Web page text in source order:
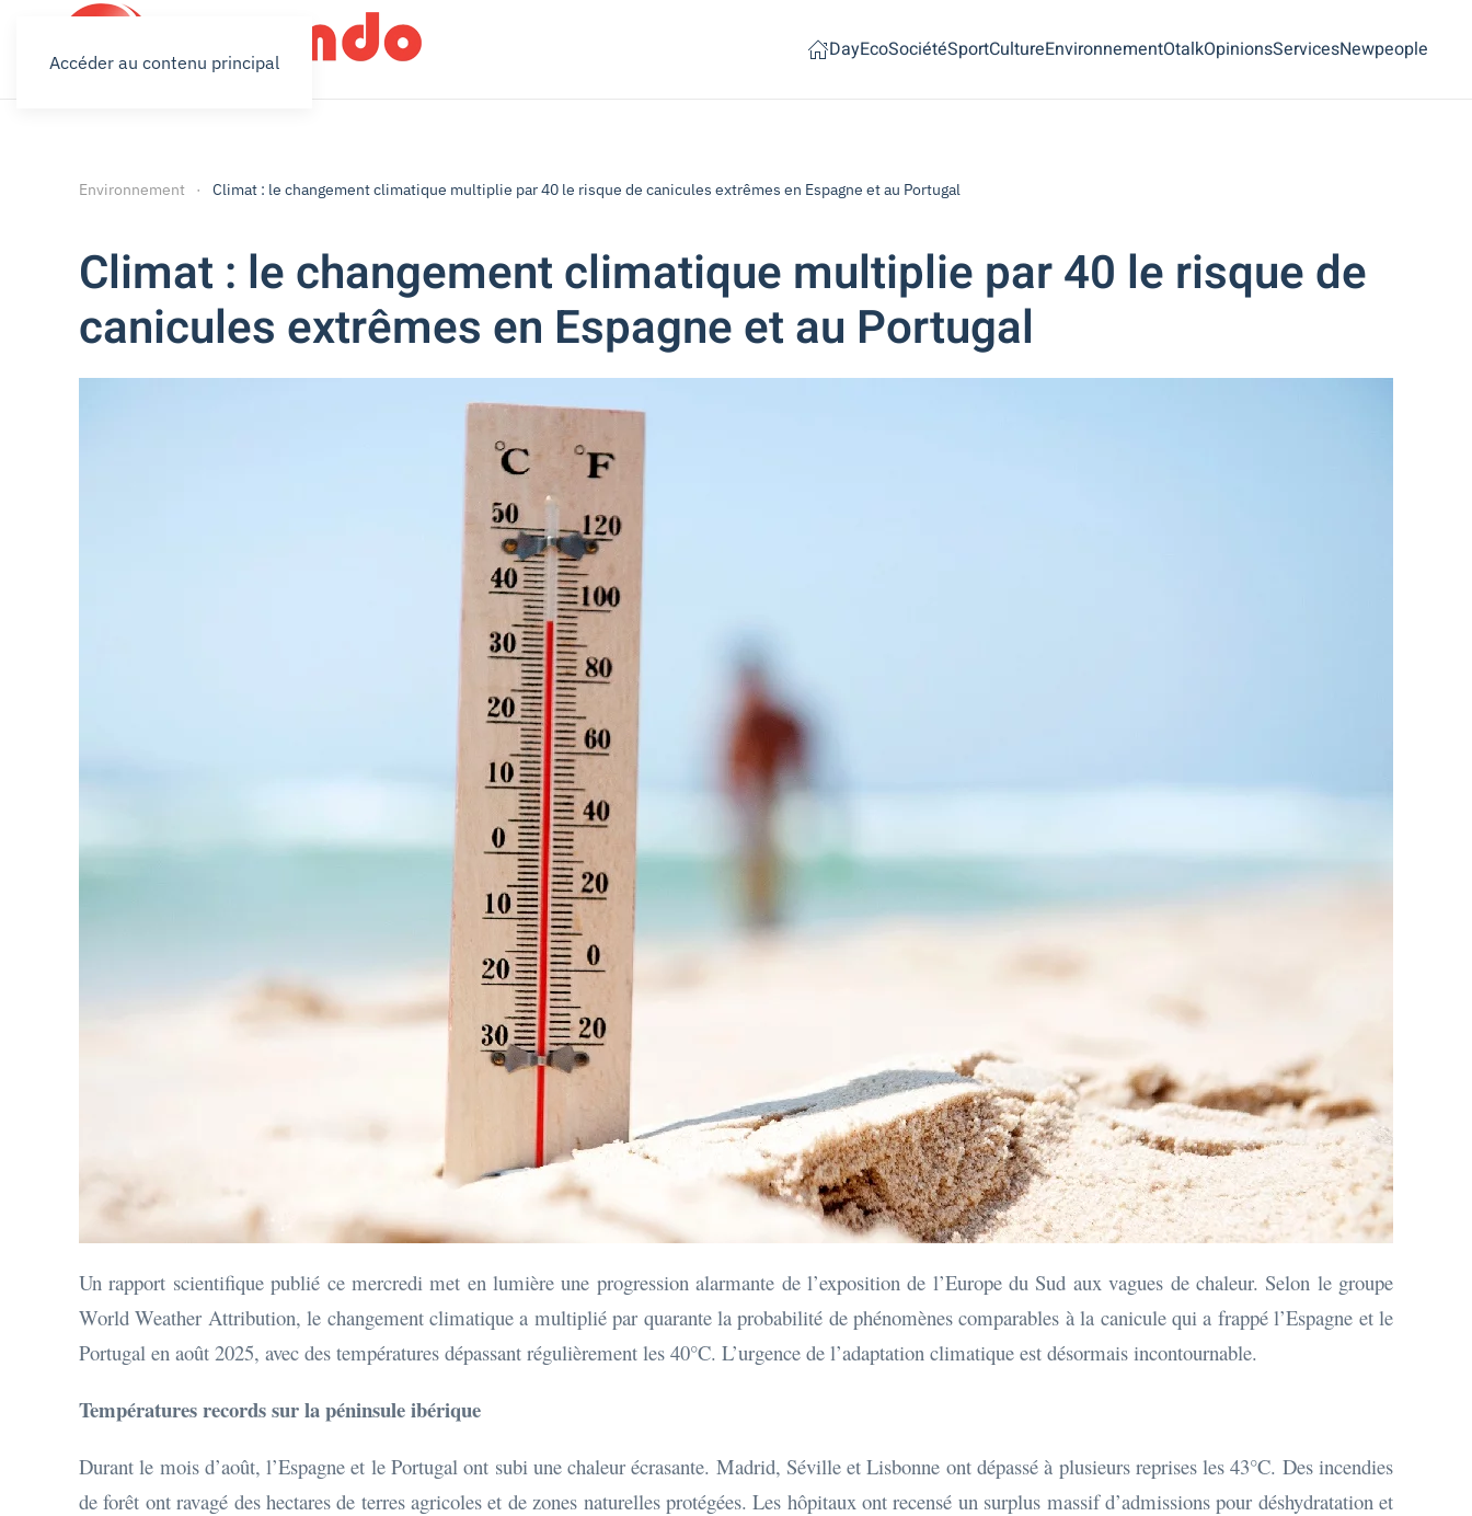
Accéder au contenu principal DayEcoSociétéSportCultureEnvironnementOtalkOpinionsServicesNewpeople
Environnement Climat : le changement climatique multiplie par 40 le risque de canicules extrêmes en Espagne et au Portugal
Climat : le changement climatique multiplie par 40 le risque de
canicules extrêmes en Espagne et au Portugal
Un rapport scientifique publié ce mercredi met en lumière une progression alarmante de l’exposition de l’Europe du Sud aux vagues de chaleur. Selon le groupe
World Weather Attribution, le changement climatique a multiplié par quarante la probabilité de phénomènes comparables à la canicule qui a frappé l’Espagne et le
Portugal en août 2025, avec des températures dépassant régulièrement les 40°C. L’urgence de l’adaptation climatique est désormais incontournable.
Températures records sur la péninsule ibérique
Durant le mois d’août, l’Espagne et le Portugal ont subi une chaleur écrasante. Madrid, Séville et Lisbonne ont dépassé à plusieurs reprises les 43°C. Des incendies
de forêt ont ravagé des hectares de terres agricoles et de zones naturelles protégées. Les hôpitaux ont recensé un surplus massif d’admissions pour déshydratation et